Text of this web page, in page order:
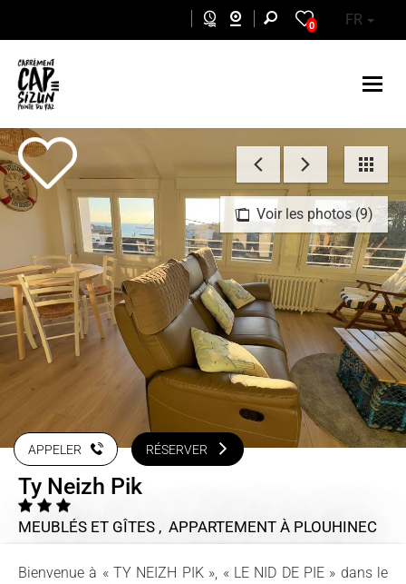
0 FR
Voir les photos (9)
APPELER RÉSERVER
Ty Neizh Pik
MEUBLÉS ET GÎTES , APPARTEMENT À PLOUHINEC
Bienvenue à « TY NEIZH PIK », « LE NID DE PIE » dans le